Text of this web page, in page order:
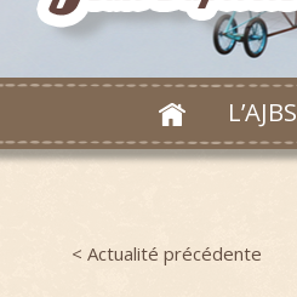
L’AJBS
Post navigation
< Actualité précédente